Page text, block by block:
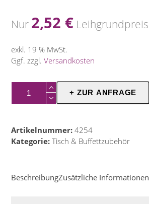
Nur 2,52 € Leihgrundpreis
exkl. 19 % MwSt.
Ggf. zzgl.Versandkosten
Porzellanplatte
Menge
+ ZUR ANFRAGE
Artikelnummer:4254
Kategorie:Tisch & Buffettzubehör
BeschreibungZusätzliche Informationen